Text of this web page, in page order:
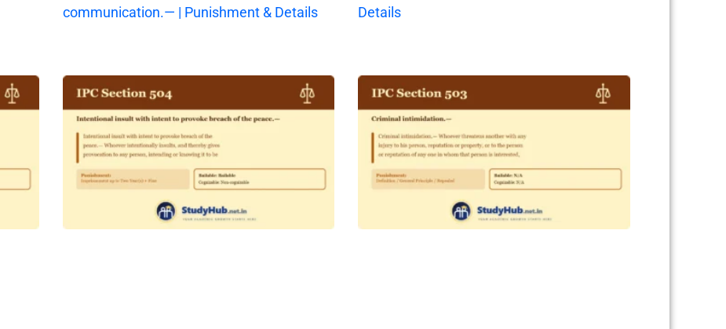
communication.— | Punishment & Details
Details